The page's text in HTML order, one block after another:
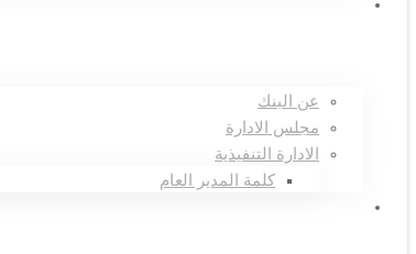
عن البنك
مجلس الادارة
الادارة التنفيذية
كلمة المدير العام